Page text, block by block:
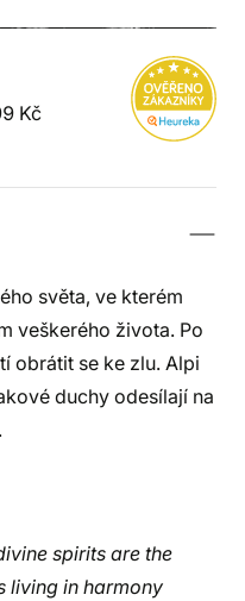
Kč
světa, ve kterém
veškerého života. Po
obrátit se ke zlu. Alpi
duchy odesílají na
spirits are the
living in harmony